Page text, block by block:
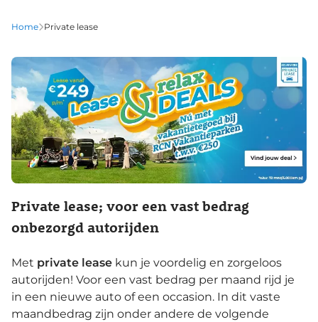
Aanbod Private Lease occasions
Home Private lease
Private lease; voor een vast bedrag
onbezorgd autorijden
Met private lease kun je voordelig en zorgeloos
autorijden! Voor een vast bedrag per maand rijd je
in een nieuwe auto of een occasion. In dit vaste
maandbedrag zijn onder andere de volgende